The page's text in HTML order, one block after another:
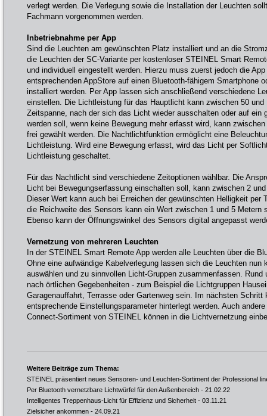
verlegt werden. Die Verlegung sowie die Installation der Leuchten
Fachmann vorgenommen werden.
Inbetriebnahme per App
Sind die Leuchten am gewünschten Platz installiert und an die
die Leuchten der SC-Variante per kostenloser STEINEL Smart
und individuell eingestellt werden. Hierzu muss zuerst jedoch die
entsprechenden AppStore auf einen Bluetooth-fähigem Smartphone
installiert werden. Per App lassen sich anschließend verschiedene
einstellen. Die Lichtleistung für das Hauptlicht kann zwischen 50
Zeitspanne, nach der sich das Licht wieder ausschalten oder auf ein
werden soll, wenn keine Bewegung mehr erfasst wird, kann
frei gewählt werden. Die Nachtlichtfunktion ermöglicht eine
Lichtleistung. Wird eine Bewegung erfasst, wird das Licht per
Lichtleistung geschaltet.
Für das Nachtlicht sind verschiedene Zeitoptionen wählbar. Die
Licht bei Bewegungserfassung einschalten soll, kann zwischen 2
Dieser Wert kann auch bei Erreichen der gewünschten Helligkeit per
die Reichweite des Sensors kann ein Wert zwischen 1 und 5 Metern
Ebenso kann der Öffnungswinkel des Sensors digital angepasst
Vernetzung von mehreren Leuchten
In der STEINEL Smart Remote App werden alle Leuchten über die
Ohne eine aufwändige Kabelverlegung lassen sich die Leuchten nun
auswählen und zu sinnvollen Licht-Gruppen zusammenfassen.
nach örtlichen Gegebenheiten - zum Beispiel die Lichtgruppen
Garagenauffahrt, Terrasse oder Gartenweg sein. Im nächsten Schritt
entsprechende Einstellungsparameter hinterlegt werden. Auch
Connect-Sortiment von STEINEL können in die Lichtvernetzung
Weitere Beiträge zum Thema:
STEINEL präsentiert neues Sensoren- und Leuchten-Sortiment der Professional
Per Bluetooth vernetzbare Lichtwürfel für den Außenbereich - 21.02.22
Intelligentes Treppenhaus-Licht für Effizienz und Sicherheit - 03.11.21
Zielsicher ankommen - 24.09.21